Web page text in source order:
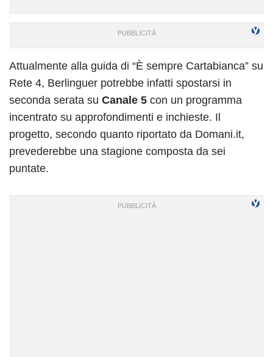
Attualmente alla guida di “È sempre Cartabianca” su
Rete 4, Berlinguer potrebbe infatti spostarsi in
seconda serata su Canale 5 con un programma
incentrato su approfondimenti e inchieste. Il
progetto, secondo quanto riportato da Domani.it,
prevederebbe una stagione composta da sei
puntate.